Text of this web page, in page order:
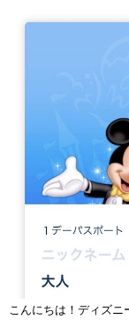
こんにちは！ディズニ